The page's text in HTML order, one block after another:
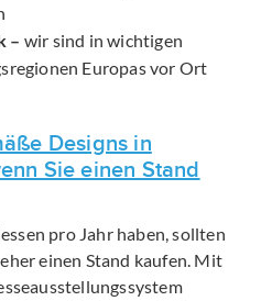
– wir sind in wichtigen
Europas vor Ort
Designs in
Sie einen Stand
pro Jahr haben, sollten
einen Stand kaufen. Mit